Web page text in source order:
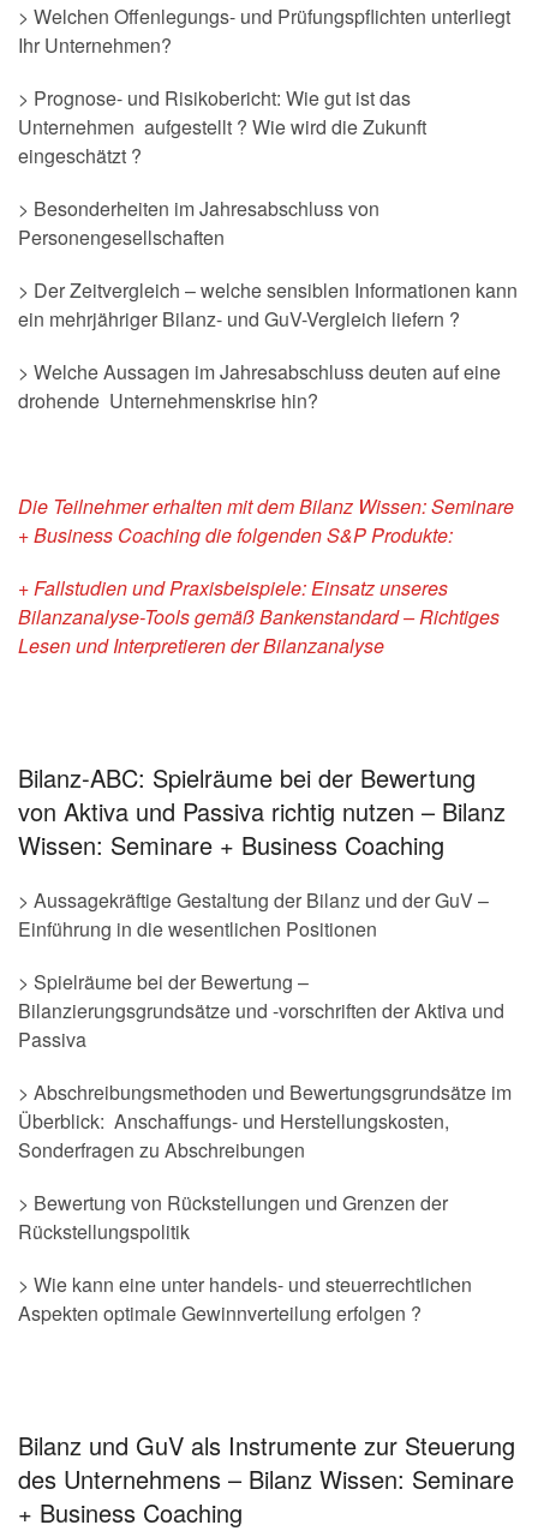
> Welchen Offenlegungs- und Prüfungspflichten unterliegt
Ihr Unternehmen?
> Prognose- und Risikobericht: Wie gut ist das
Unternehmen aufgestellt ? Wie wird die Zukunft
eingeschätzt ?
> Besonderheiten im Jahresabschluss von
Personengesellschaften
> Der Zeitvergleich – welche sensiblen Informationen kann
ein mehrjähriger Bilanz- und GuV-Vergleich liefern ?
> Welche Aussagen im Jahresabschluss deuten auf eine
drohende Unternehmenskrise hin?
Die Teilnehmer erhalten mit dem Bilanz Wissen: Seminare
+ Business Coaching die folgenden S&P Produkte:
+ Fallstudien und Praxisbeispiele: Einsatz unseres
Bilanzanalyse-Tools gemäßBankenstandard – Richtiges
Lesen und Interpretieren der Bilanzanalyse
Bilanz-ABC: Spielräume bei der Bewertung
von Aktiva und Passiva richtig nutzen – Bilanz
Wissen: Seminare + Business Coaching
> Aussagekräftige Gestaltung der Bilanz und der GuV –
Einführung in die wesentlichen Positionen
> Spielräume bei der Bewertung –
Bilanzierungsgrundsätze und -vorschriften der Aktiva und
Passiva
> Abschreibungsmethoden und Bewertungsgrundsätze im
Überblick: Anschaffungs- und Herstellungskosten,
Sonderfragen zu Abschreibungen
> Bewertung von Rückstellungen und Grenzen der
Rückstellungspolitik
> Wie kann eine unter handels- und steuerrechtlichen
Aspekten optimale Gewinnverteilung erfolgen ?
Bilanz und GuV als Instrumente zur Steuerung
des Unternehmens – Bilanz Wissen: Seminare
+ Business Coaching